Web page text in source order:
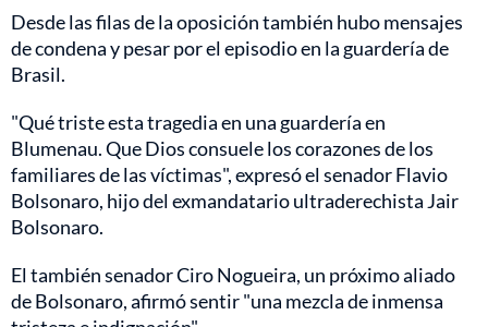
Desde las filas de la oposición también hubo mensajes
de condena y pesar por el episodio en la guardería de
Brasil.
"Qué triste esta tragedia en una guardería en
Blumenau. Que Dios consuele los corazones de los
familiares de las víctimas", expresó el senador Flavio
Bolsonaro, hijo del exmandatario ultraderechista Jair
Bolsonaro.
El también senador Ciro Nogueira, un próximo aliado
de Bolsonaro, afirmó sentir "una mezcla de inmensa